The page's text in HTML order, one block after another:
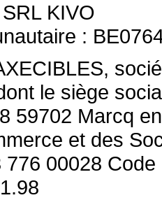
KIVO
:
le siège
59702 Marcq
et des
776 00028